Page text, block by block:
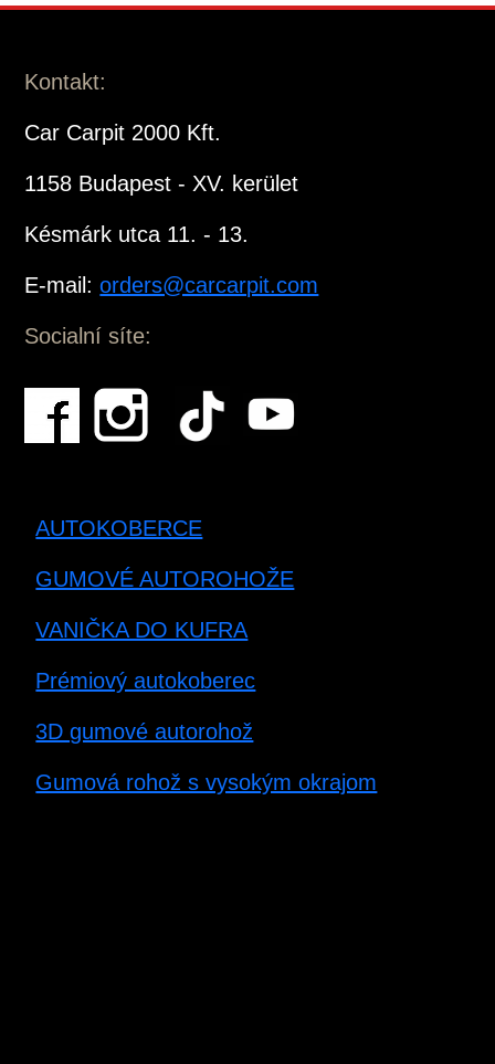
Kontakt:
Car Carpit 2000 Kft.
1158 Budapest - XV. kerület
Késmárk utca 11. - 13.
E-mail:orders@carcarpit.com
Socialní síte:
AUTOKOBERCE
GUMOVÉ AUTOROHOŽE
VANIČKA DO KUFRA
Prémiový autokoberec
3D gumové autorohož
Gumová rohož s vysokým okrajom